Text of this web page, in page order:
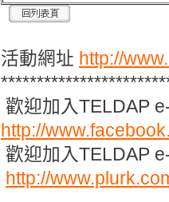
活動網址 http://
歡迎加入TELDAP
http://
歡迎加入TELDAP
http://